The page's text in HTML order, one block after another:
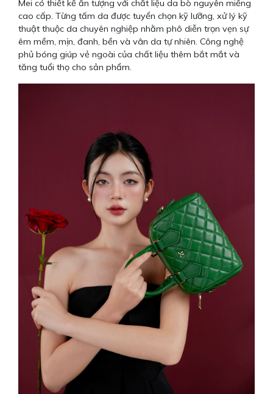
Mei có thiết kế ấn tượng với chất liệu da bò nguyên miếng
cao cấp. Từng tấm da được tuyển chọn kỹ lưỡng, xử lý kỹ
thuật thuộc da chuyên nghiệp nhằm phô diễn trọn vẹn sự
êm mềm, mịn, đanh, bền và vân da tự nhiên. Công nghệ
phủ bóng giúp vẻ ngoài của chất liệu thêm bắt mắt và
tăng tuổi thọ cho sản phẩm.